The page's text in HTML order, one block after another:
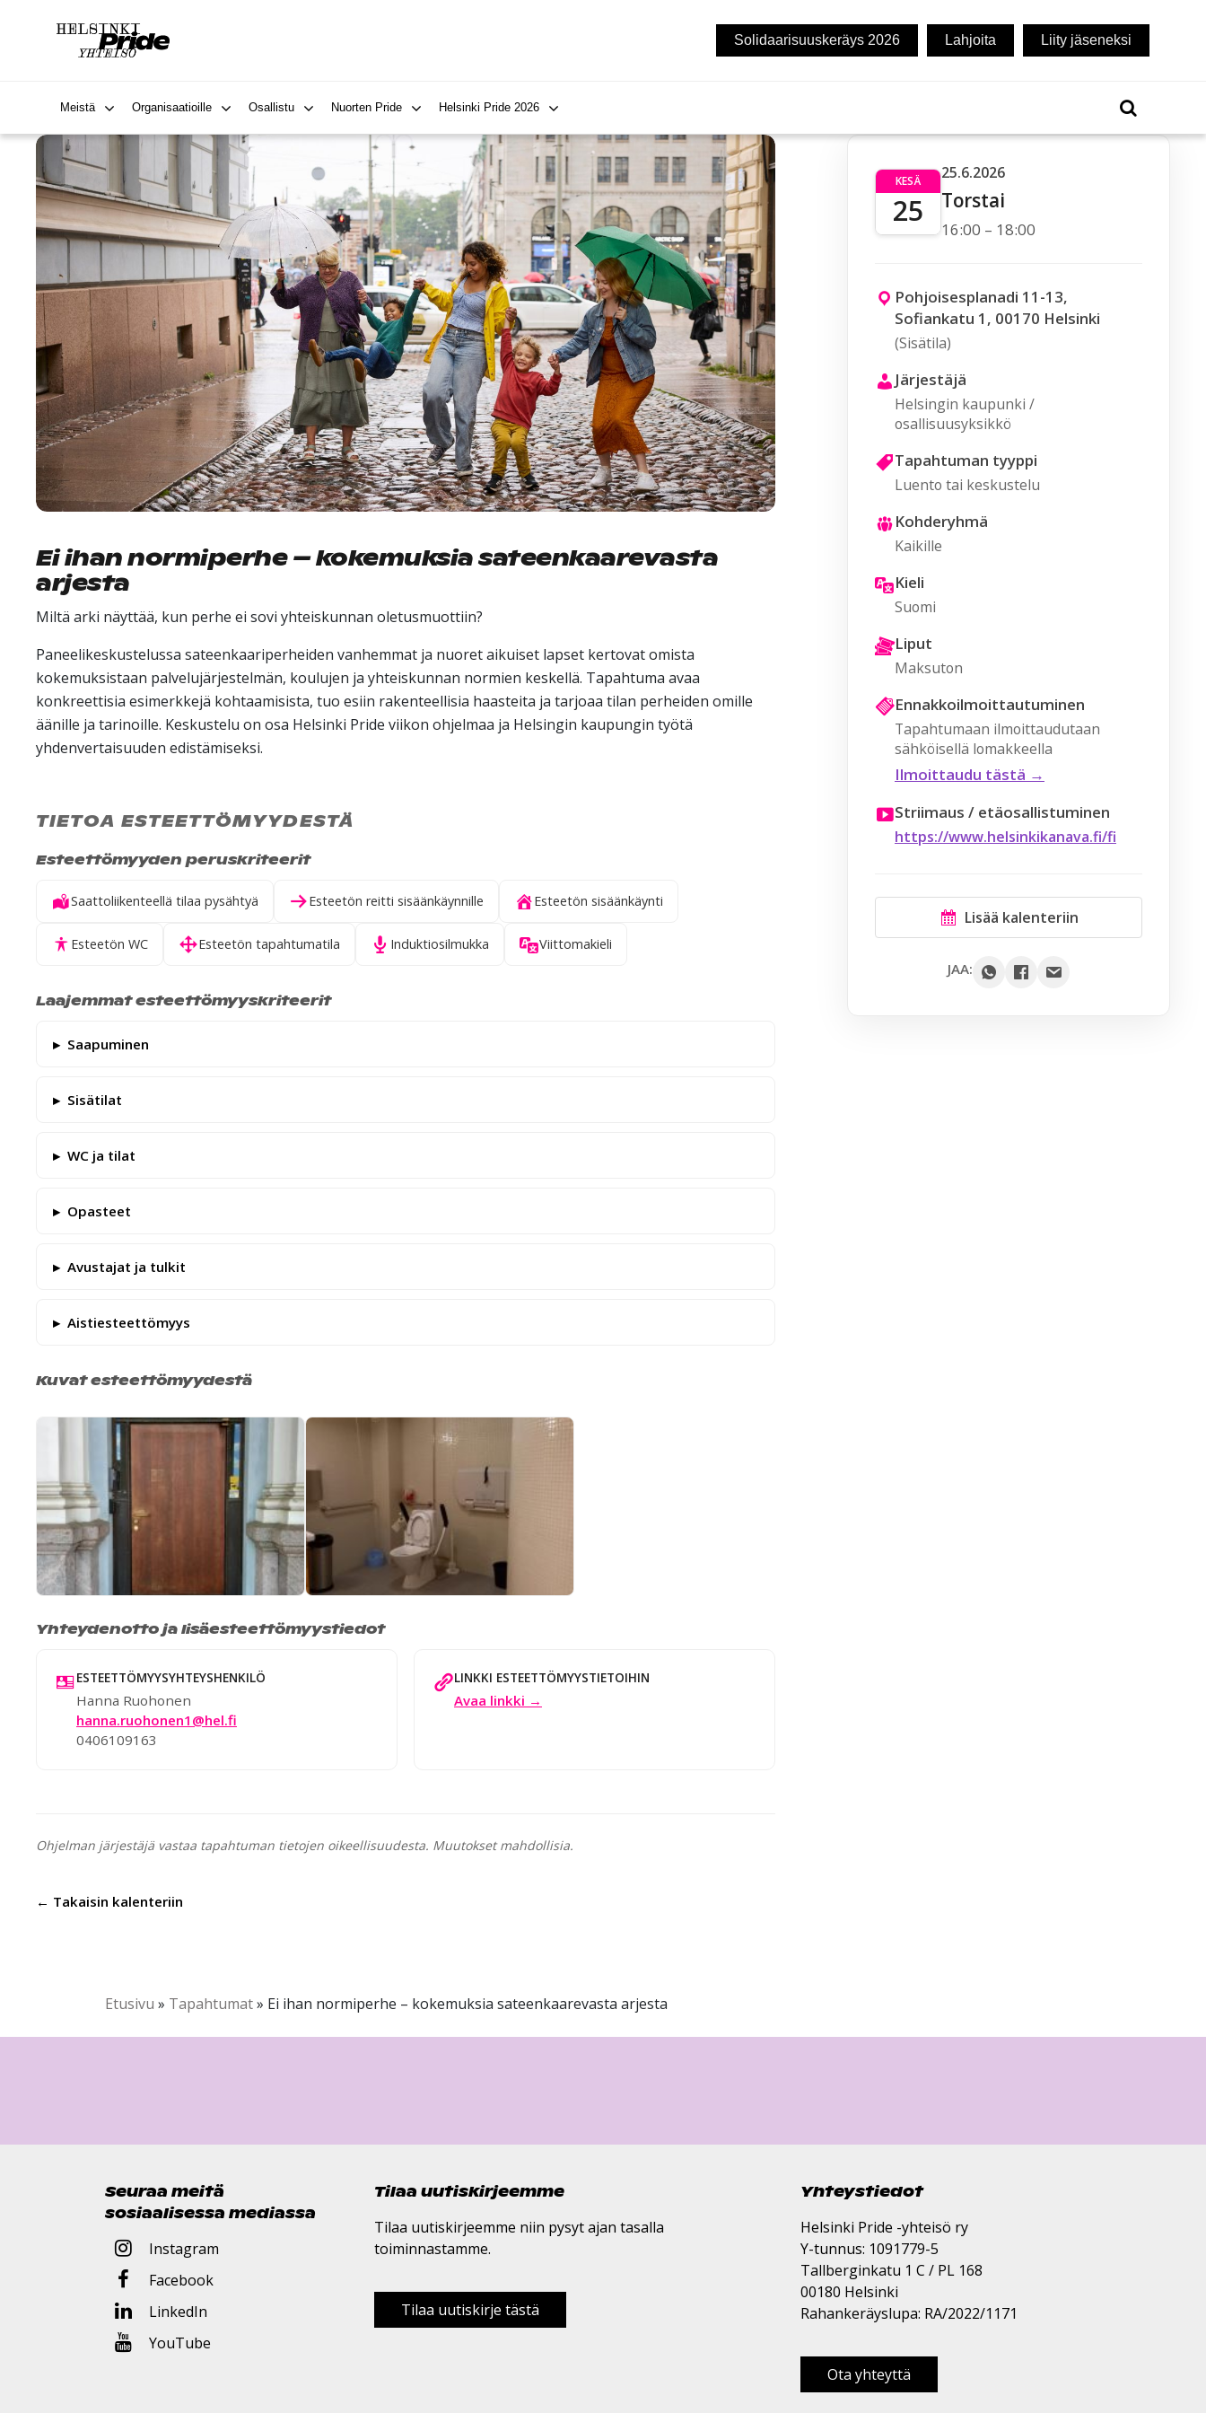
Solidaarisuuskeräys 2026 Lahjoita Liity jäseneksi
Meistä Organisaatioille Osallistu Nuorten Pride Helsinki Pride 2026
Ei ihan normiperhe – kokemuksia sateenkaarevasta
arjesta
Miltä arki näyttää, kun perhe ei sovi yhteiskunnan oletusmuottiin?
Paneelikeskustelussa sateenkaariperheiden vanhemmat ja nuoret aikuiset lapset kertovat omista
kokemuksistaan palvelujärjestelmän, koulujen ja yhteiskunnan normien keskellä. Tapahtuma avaa
konkreettisia esimerkkejä kohtaamisista, tuo esiin rakenteellisia haasteita ja tarjoaa tilan perheiden omille
äänille ja tarinoille. Keskustelu on osa Helsinki Pride viikon ohjelmaa ja Helsingin kaupungin työtä
yhdenvertaisuuden edistämiseksi.
TIETOA ESTEETTÖMYYDESTÄ
Esteettömyyden peruskriteerit
Saattoliikenteellä tilaa pysähtyä Esteetön reitti sisäänkäynnille Esteetön sisäänkäynti
Esteetön WC Esteetön tapahtumatila Induktiosilmukka Viittomakieli
Laajemmat esteettömyyskriteerit
Saapuminen
Sisätilat
WC ja tilat
Opasteet
Avustajat ja tulkit
Aistiesteettömyys
Kuvat esteettömyydestä
Yhteydenotto ja lisäesteettömyystiedot
ESTEETTÖMYYSYHTEYSHENKILÖ
Hanna Ruohonen
hanna.ruohonen1@hel.fi
0406109163
LINKKI ESTEETTÖMYYSTIETOIHIN
Avaa linkki →
Ohjelman järjestäjä vastaa tapahtuman tietojen oikeellisuudesta. Muutokset mahdollisia.
← Takaisin kalenteriin
KESÄ
25
25.6.2026
Torstai
16:00 – 18:00
Pohjoisesplanadi 11-13,
Sofiankatu 1, 00170 Helsinki
(Sisätila)
Järjestäjä
Helsingin kaupunki /
osallisuusyksikkö
Tapahtuman tyyppi
Luento tai keskustelu
Kohderyhmä
Kaikille
Kieli
Suomi
Liput
Maksuton
Ennakkoilmoittautuminen
Tapahtumaan ilmoittaudutaan
sähköisellä lomakkeella
Ilmoittaudu tästä →
Striimaus / etäosallistuminen
https://www.helsinkikanava.fi/fi
Lisää kalenteriin
JAA:
Etusivu » Tapahtumat» Ei ihan normiperhe – kokemuksia sateenkaarevasta arjesta
Seuraa meitä
sosiaalisessa mediassa
Instagram
Facebook
LinkedIn
YouTube
Tilaa uutiskirjeemme
Tilaa uutiskirjeemme niin pysyt ajan tasalla
toiminnastamme.
Tilaa uutiskirje tästä
Yhteystiedot
Helsinki Pride -yhteisö ry
Y-tunnus: 1091779-5
Tallberginkatu 1 C / PL 168
00180 Helsinki
Rahankeräyslupa: RA/2022/1171
Ota yhteyttä